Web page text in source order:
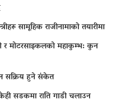
सामूहिक राजीनामाको तयारीमा
र मोटरसाइकलको महाकुम्भ: कुन
सक्रिय हुने संकेत
सडकमा राति गाडी चलाउन